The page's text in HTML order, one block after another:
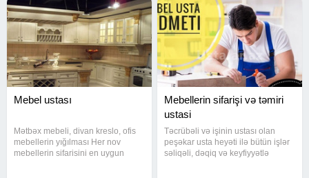
Mebel ustası
Mətbəx mebeli, divan kreslo, ofis
mebellerin yığılması Her nov
mebellerin sifarisini en uygun
Mebellerin sifarişi və təmiri
ustasi
Təcrübəli və işinin ustası olan
peşəkar usta heyəti ilə bütün işlər
səliqəli, dəqiq və keyfiyyətlə